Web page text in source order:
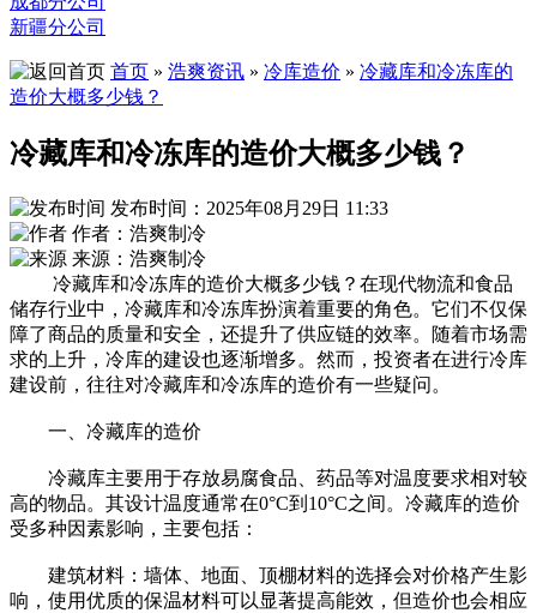
新疆分公司
首页 » 浩爽资讯 » 冷库造价 » 冷藏库和冷冻库的
造价大概多少钱？
冷藏库和冷冻库的造价大概多少钱？
发布时间：2025年08月29日 11:33
作者：浩爽制冷
来源：浩爽制冷
冷藏库和冷冻库的造价大概多少钱？在现代物流和食品
储存行业中，冷藏库和冷冻库扮演着重要的角色。它们不仅保
障了商品的质量和安全，还提升了供应链的效率。随着市场需
求的上升，冷库的建设也逐渐增多。然而，投资者在进行冷库
建设前，往往对冷藏库和冷冻库的造价有一些疑问。
一、冷藏库的造价
冷藏库主要用于存放易腐食品、药品等对温度要求相对较
高的物品。其设计温度通常在0°C到10°C之间。冷藏库的造价
受多种因素影响，主要包括：
建筑材料：墙体、地面、顶棚材料的选择会对价格产生影
响，使用优质的保温材料可以显著提高能效，但造价也会相应